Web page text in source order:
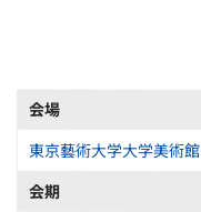
会場
東京藝術大学大学美術館
会期